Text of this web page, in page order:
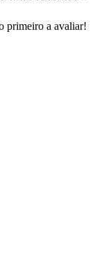
primeiro a avaliar!